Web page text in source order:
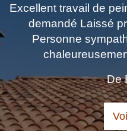
comme
Très